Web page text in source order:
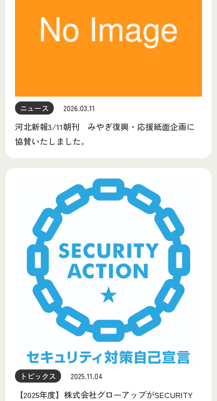
ニュース 2026.03.11
河北新報3/11朝刊 みやぎ復興・応援紙面企画に
協賛いたしました。
トピックス 2025.11.04
【2025年度】株式会社グローアップがSECURITY